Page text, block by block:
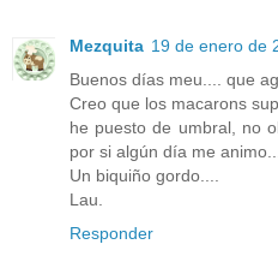
Mezquita 19 de enero de
Buenos días meu.... que
Creo que los macarons
he puesto de umbral, no
por si algún día me animo....
Un biquiño gordo....
Lau.
Responder